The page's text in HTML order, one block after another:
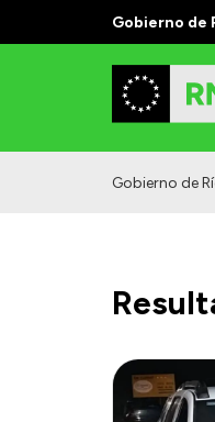
Gobierno de
Gobierno de